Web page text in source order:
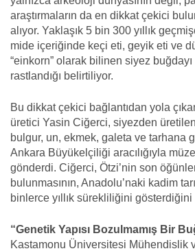
araştırmaların da en dikkat çekici
alıyor. Yaklaşık 5 bin 300 yıllık
mide içeriğinde keçi eti, geyik eti ve
“einkorn” olarak bilinen siyez buğdayı
rastlandığı belirtiliyor.
Bu dikkat çekici bağlantıdan yola
üretici Yasin Ciğerci, siyezden
bulgur, un, ekmek, galeta ve tarhana
Ankara Büyükelçiliği aracılığıyla
gönderdi. Ciğerci, Ötzi’nin son
bulunmasının, Anadolu’naki kadim
binlerce yıllık sürekliliğini gösterdiğini
“Genetik Yapısı Bozulmamış Bir
Kastamonu Üniversitesi Mühendislik